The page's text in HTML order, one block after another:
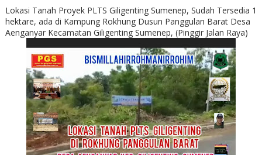
Lokasi Tanah Proyek PLTS Giligenting Sumenep, Sudah Tersedia 1
hektare, ada di Kampung Rokhung Dusun Panggulan Barat Desa
Aenganyar Kecamatan Giligenting Sumenep, (Pinggir Jalan Raya)